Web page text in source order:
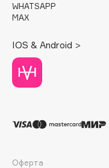
Davines
Dessange
Dior
Divage
Dorco
Dr. Vranjes Firenze
WHATSAPP
MAX
IOS & Android >
Оферта